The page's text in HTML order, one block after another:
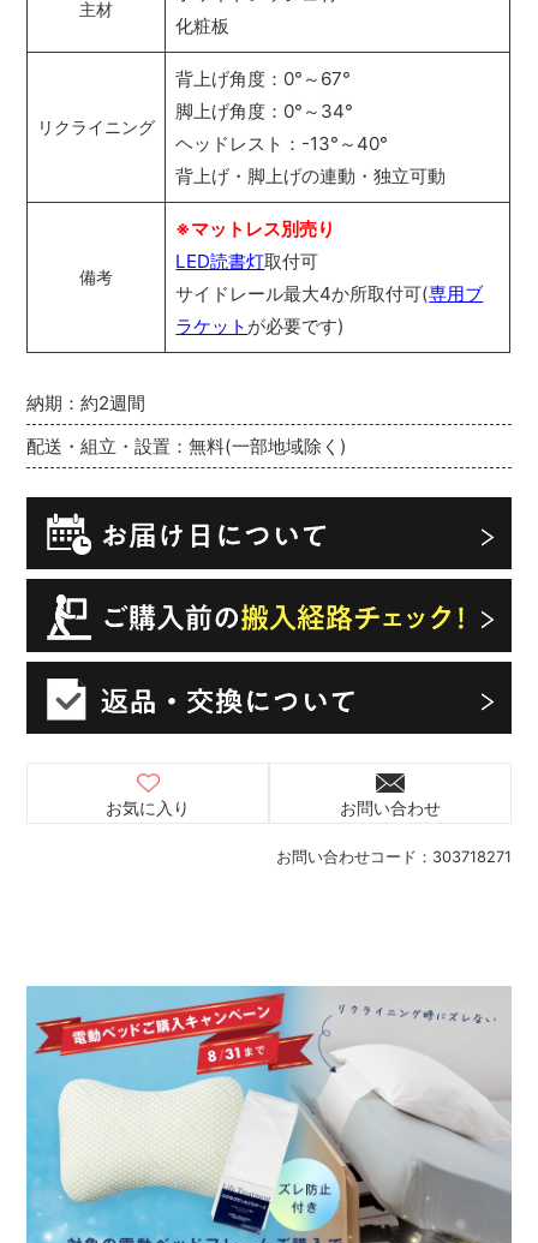
お問い合わせコード： 303718271
納期：約2週間
配送・組立・設置：無料(一部地域除く)
お気に入り お問い合わせ
主材
化粧板
リクライニング
背上げ角度：0°～67°
脚上げ角度：0°～34°
ヘッドレスト：-13°～40°
背上げ・脚上げの連動・独立可動
備考
※マットレス別売り
LED読書灯取付可
サイドレール最大4か所取付可(専用ブ
ラケット が必要です)